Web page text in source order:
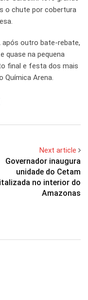
o chute por cobertura
após outro bate-rebate,
quase na pequena
final e festa dos mais
Química Arena.
Next article
Governador inaugura
unidade do Cetam
no interior do
Amazonas